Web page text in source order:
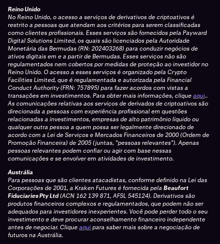
Reino Unido
No Reino Unido, o acesso a serviços de derivativos de criptoativos é
restrito a pessoas que atendam aos critérios para serem classificadas
como clientes profissionais. Esses serviços são fornecidos pela Payward
Digital Solutions Limited, os quais são licenciados pela Autoridade
Monetária das Bermudas (RN: 202403268) para conduzir negócios de
ativos digitais em e a partir de Bermudas. Esses serviços não são
regulamentados nem cobertos por medidas de proteção ao investidor no
Reino Unido. O acesso a esses serviços é organizado pela Crypto
Facilities Limited, que é regulamentada e autorizada pela Financial
Conduct Authority (FRN: 757895) para fazer acordos com vistas a
transações em investimentos. Para obter mais informações, cliqueaqui..
As comunicações relativas aos serviços de derivados de criptoativos são
direcionada a pessoas com experiência profissional em questões
relacionadas a investimentos, empresas de alto patrimônio líquido ou
qualquer outra pessoa a quem possa ser legalmente direcionado de
acordo com a Lei de Serviços e Mercados Financeiros de 2000 (Ordem de
Promoção Financeira) de 2005 (juntas, "pessoas relevantes"). Apenas
pessoas relevantes podem confiar ou agir com base nessas
comunicações e se envolver em atividades de investimento.
Austrália
Para pessoas que são clientes atacadistas, conforme definido na Lei das
Corporações de 2001, a Kraken Futures é fornecida pela Beaufort
Fiduciaries Pty Ltd(ACN 162 139 871, AFSL 545124). Derivativos são
produtos financeiros complexos e regulamentados, que podem não ser
adequados para investidores inexperientes. Você pode perder todo o seu
investimento e deve procurar aconselhamento financeiro independente
antes de negociar. Cliqueaquipara saber mais sobre a negociação de
futuros na Austrália.